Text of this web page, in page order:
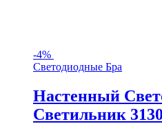
-4%
Светодиодные Бра
Настенный
Светильник